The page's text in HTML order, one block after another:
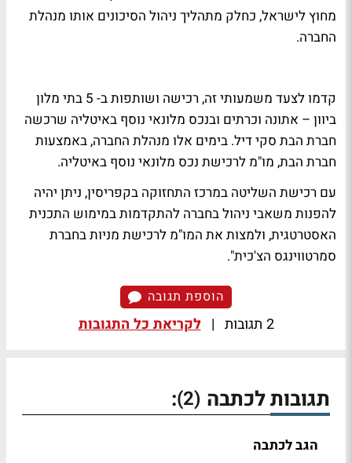
מחוץ לישראל, כחלק מתהליך ניהול הסיכונים אותו מנהלת
החברה.
קדמו לצעד משמעותי זה, רכישה ושותפות ב- 5 בתי מלון
ביוון – אתונה וכרתים ובנכס מלונאי נוסף באיטליה שרכשה
חברת הבת סקי דיל. בימים אלו מנהלת החברה, באמצעות
חברת הבת, מו"מ לרכישת נכס מלונאי נוסף באיטליה.
עם רכישת השליטה במרכז התחזוקה בקפריסין, ניתן יהיה
להפנות משאבי ניהול בחברה להתקדמות במימוש התכנית
האסטרטגית, ולמצות את המו"מ לרכישת מניות בחברת
סמרטווינגס הצ'כית".
הוספת תגובה
2 תגובות | לקריאת כל התגובות
תגובות לכתבה (2)
:
הגב לכתבה